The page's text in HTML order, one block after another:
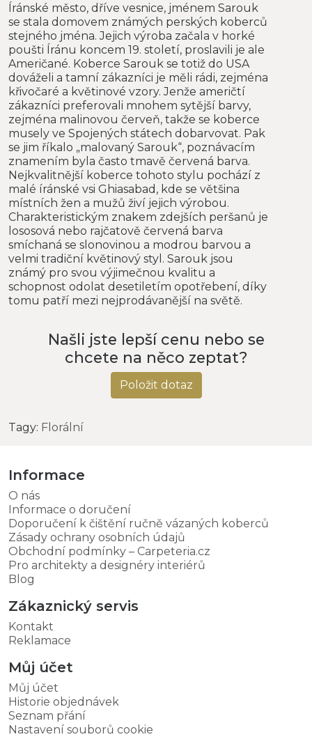
Íránské město, dříve vesnice, jménem Sarouk
se stala domovem známých perských koberců
stejného jména. Jejich výroba začala v horké
poušti Íránu koncem 19. století, proslavili je ale
Američané. Koberce Sarouk se totiž do USA
dováželi a tamní zákazníci je měli rádi, zejména
křivočaré a květinové vzory. Jenže američtí
zákazníci preferovali mnohem sytější barvy,
zejména malinovou červeň, takže se koberce
musely ve Spojených státech dobarvovat. Pak
se jim říkalo „malovaný Sarouk“, poznávacím
znamením byla často tmavě červená barva.
Nejkvalitnější koberce tohoto stylu pochází z
malé íránské vsi Ghiasabad, kde se většina
místních žen a mužů živí jejich výrobou.
Charakteristickým znakem zdejších peršanů je
lososová nebo rajčatově červená barva
smíchaná se slonovinou a modrou barvou a
velmi tradiční květinový styl. Sarouk jsou
známý pro svou výjimečnou kvalitu a
schopnost odolat desetiletím opotřebení, díky
tomu patří mezi nejprodávanější na světě.
Našli jste lepší cenu nebo se
chcete na něco zeptat?
Položit dotaz
Tagy: Florální
Informace
O nás
Informace o doručení
Doporučení k čištění ručně vázaných koberců
Zásady ochrany osobních údajů
Obchodní podmínky – Carpeteria.cz
Pro architekty a designéry interiérů
Blog
Zákaznický servis
Kontakt
Reklamace
Můj účet
Můj účet
Historie objednávek
Seznam přání
Nastavení souborů cookie